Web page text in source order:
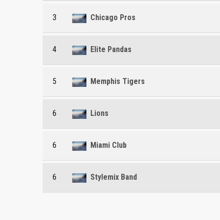
3 Chicago Pros
4 Elite Pandas
5 Memphis Tigers
6 Lions
6 Miami Club
6 Stylemix Band